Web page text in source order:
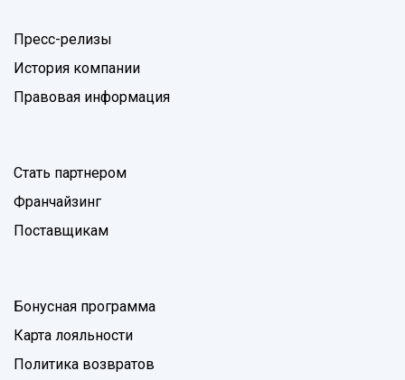
Пресс-релизы
История компании
Правовая информация
Стать партнером
Франчайзинг
Поставщикам
Бонусная программа
Карта лояльности
Политика возвратов